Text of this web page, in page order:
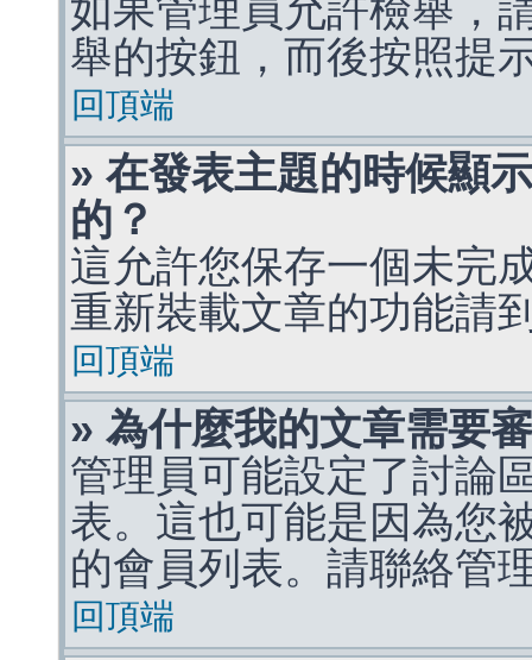
如果管理員允許檢舉，
舉的按鈕，而後按照提
回頂端
» 在發表主題的時候顯
的？
這允許您保存一個未完
重新裝載文章的功能請
回頂端
» 為什麼我的文章需要
管理員可能設定了討論
表。這也可能是因為您
的會員列表。請聯絡管
回頂端